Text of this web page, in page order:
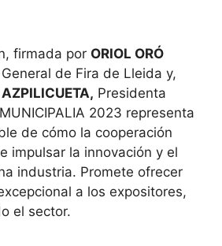
firmada por ORIOL ORÓ
de Fira de Lleida y,
Presidenta
2023 representa
de cómo la cooperación
impulsar la innovación y el
industria. Promete ofrecer
a los expositores,
el sector.